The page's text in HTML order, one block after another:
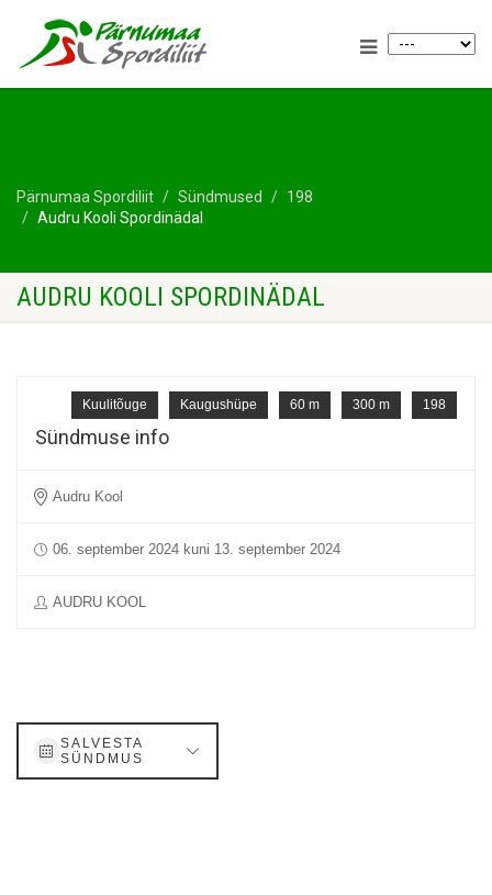
Pärnumaa Spordiliit Sündmused
198
Audru Kooli Spordinädal
AUDRU KOOLI SPORDINÄDAL
198
300 m
60 m
Kaugushüpe
Kuulitõuge
Sündmuse info
Audru Kool
06. september 2024 kuni 13. september 2024
AUDRU KOOL
SALVESTA
SÜNDMUS